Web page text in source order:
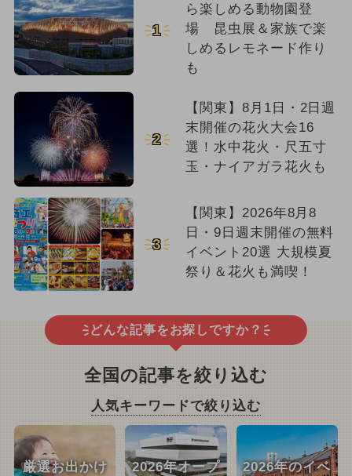
1
ら楽しめる動物園登
場 昆虫展＆家族で楽
しめるレモネード作り
も
2
【関東】8月1日・2日週
末開催の花火大会16
選！水中花火・尺五寸
玉・ナイアガラ花火も
3
【関東】2026年8月8
日・9日週末開催の無料
イベント20選 大規模夏
祭り＆花火も満喫！
どんな記事をお探しですか？
全国の記事を絞り込む
人気キーワードで絞り込む
厳選お出かけ
2026年オープ
2026年のイベ